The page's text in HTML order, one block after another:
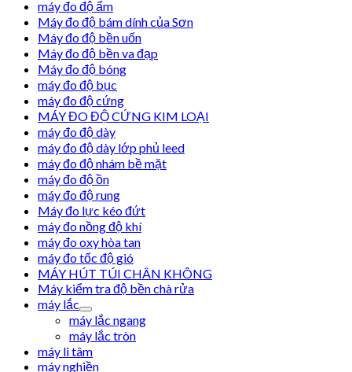
máy đo độ ẩm
Máy đo độ bám dính của Sơn
Máy đo độ bền uốn
Máy đo độ bền va đạp
Máy đo độ bóng
máy đo độ bục
máy đo độ cứng
MÁY ĐO ĐỘ CỨNG KIM LOẠI
máy đo độ dày
máy đo độ dày lớp phủ leed
máy đo độ nhám bề mặt
máy đo độ ồn
máy đo độ rung
Máy đo lực kéo đứt
máy đo nồng độ khí
máy đo oxy hòa tan
máy đo tốc độ gió
MÁY HÚT TÚI CHÂN KHÔNG
Máy kiểm tra độ bền chà rửa
máy lắc
máy lắc ngang
máy lắc tròn
máy li tâm
máy nghiền